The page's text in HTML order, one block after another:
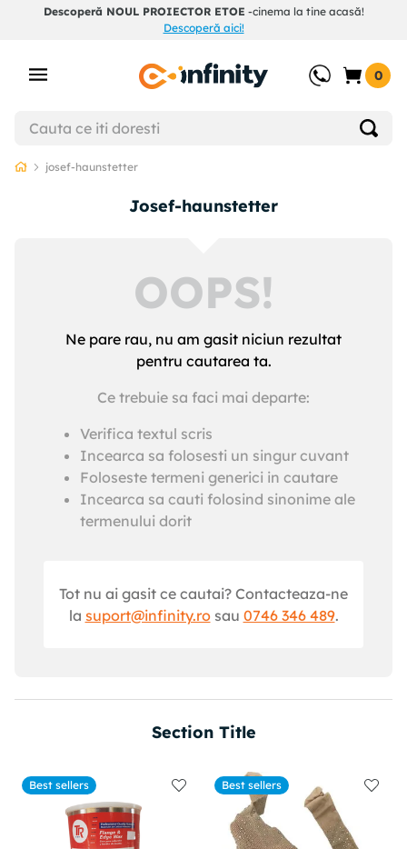
Descoperă NOUL PROIECTOR ETOE -cinema la tine acasă!
Descoperă aici!
0
josef-haunstetter
josef-haunstetter
OOPS!
Ne pare rau, nu am gasit niciun rezultat
pentru cautarea ta.
Ce trebuie sa faci mai departe:
Verifica textul scris
Incearca sa folosesti un singur cuvant
Foloseste termeni generici in cautare
Incearca sa cauti folosind sinonime ale
termenului dorit
Tot nu ai gasit ce cautai? Contacteaza-ne
la suport@infinity.rosau 0746 346 489.
Section Title
Best sellers Best sellers